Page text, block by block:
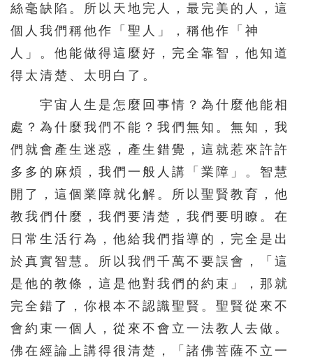
絲毫缺陷。所以天地完人，最完美的人，這
個人我們稱他作「聖人」，稱他作「神
人」。他能做得這麼好，完全靠智，他知道
得太清楚、太明白了。
宇宙人生是怎麼回事情？為什麼他能相
處？為什麼我們不能？我們無知。無知，我
們就會產生迷惑，產生錯覺，這就惹來許許
多多的麻煩，我們一般人講「業障」。智慧
開了，這個業障就化解。所以聖賢教育，他
教我們什麼，我們要清楚，我們要明瞭。在
日常生活行為，他給我們指導的，完全是出
於真實智慧。所以我們千萬不要誤會，「這
是他的教條，這是他對我們的約束」，那就
完全錯了，你根本不認識聖賢。聖賢從來不
會約束一個人，從來不會立一法教人去做。
佛在經論上講得很清楚，「諸佛菩薩不立一